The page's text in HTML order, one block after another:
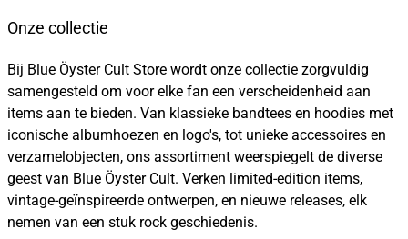
Onze collectie
Bij Blue Öyster Cult Store wordt onze collectie zorgvuldig
samengesteld om voor elke fan een verscheidenheid aan
items aan te bieden. Van klassieke bandtees en hoodies met
iconische albumhoezen en logo's, tot unieke accessoires en
verzamelobjecten, ons assortiment weerspiegelt de diverse
geest van Blue Öyster Cult. Verken limited-edition items,
vintage-geïnspireerde ontwerpen, en nieuwe releases, elk
nemen van een stuk rock geschiedenis.